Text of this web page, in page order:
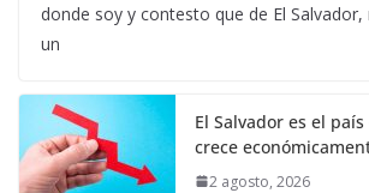
donde soy y contesto que de El
un
El Salvador es el
crece
2 agosto, 2026